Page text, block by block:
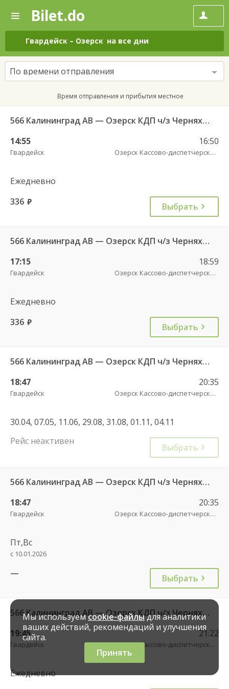
—
Поиск
и
покупка
билетов
на
автобус
онлайн
Bilet.do
Гвардейск – Озерск на все дни
По времени отправления
Время отправления и прибытия местное
566 Калининград АВ — Озерск КДП ч/з Черняховск АС
14:55
Гвардейск
16:50
Озерск Кассово-диспетчерский пункт
Ежедневно
336 руб. Выбрать
566 Калининград АВ — Озерск КДП ч/з Черняховск АС
17:15
Гвардейск
18:59
Озерск Кассово-диспетчерский пункт
Ежедневно
336 руб. Выбрать
566 Калининград АВ — Озерск КДП ч/з Черняховск АС
18:47
Гвардейск
20:35
Озерск Кассово-диспетчерский пункт
30.04, 07.05, 11.06, 29.08, 31.08, 01.11, 04.11
Рейс неактивен
Выбрать
566 Калининград АВ — Озерск КДП ч/з Черняховск АС
18:47
Гвардейск
20:35
Озерск Кассово-диспетчерский пункт
Пт,Вс
с 10.01.2026
— Выбрать
566 Калининград АВ — Озерск КДП ч/з Черняховск АС
19:45
Гвардейск
21:22
Озерск Кассово-диспетчерский пункт
Ежедневно
Мы используемcookie-файлыдля аналитики
ваших действий, рекомендаций и улучшения
сайта.
Принять